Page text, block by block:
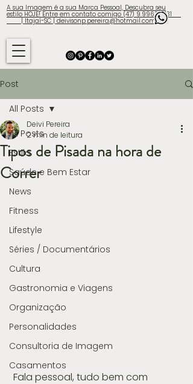
A sua Imagem é a sua Marca Pessoal, Descubra seu
estilo HOJE! Entre em contato comigo (47) 9.9960-3131
| Itajaí-SC | deivisonp.pereira@hotmail.com
Post
All Posts
Estilo
Saúde e Bem Estar
News
Fitness
Lifestyle
Séries / Documentários
Cultura
Gastronomia e Viagens
Organização
Personalidades
Consultoria de Imagem
Casamentos
All Posts
Tipos de Pisada na hora de
Correr
Deivi Pereira
2 min de leitura